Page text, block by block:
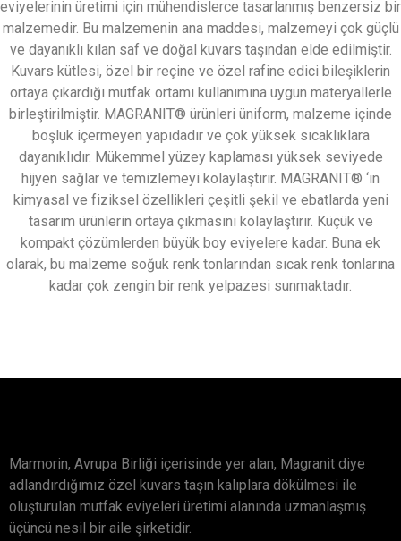
eviyelerinin üretimi için mühendislerce tasarlanmış benzersiz bir
malzemedir. Bu malzemenin ana maddesi, malzemeyi çok güçlü
ve dayanıklı kılan saf ve doğal kuvars taşından elde edilmiştir.
Kuvars kütlesi, özel bir reçine ve özel rafine edici bileşiklerin
ortaya çıkardığı mutfak ortamı kullanımına uygun materyallerle
birleştirilmiştir. MAGRANIT® ürünleri üniform, malzeme içinde
boşluk içermeyen yapıdadır ve çok yüksek sıcaklıklara
dayanıklıdır. Mükemmel yüzey kaplaması yüksek seviyede
hijyen sağlar ve temizlemeyi kolaylaştırır. MAGRANIT® ‘in
kimyasal ve fiziksel özellikleri çeşitli şekil ve ebatlarda yeni
tasarım ürünlerin ortaya çıkmasını kolaylaştırır. Küçük ve
kompakt çözümlerden büyük boy eviyelere kadar. Buna ek
olarak, bu malzeme soğuk renk tonlarından sıcak renk tonlarına
kadar çok zengin bir renk yelpazesi sunmaktadır.
Marmorin, Avrupa Birliği içerisinde yer alan, Magranit diye
adlandırdığımız özel kuvars taşın kalıplara dökülmesi ile
oluşturulan mutfak eviyeleri üretimi alanında uzmanlaşmış
üçüncü nesil bir aile şirketidir.